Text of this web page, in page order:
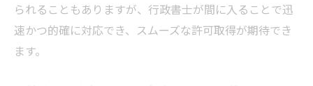
られることもありますが、行政書士が間に入ることで迅
速かつ的確に対応でき、スムーズな許可取得が期待でき
ます。